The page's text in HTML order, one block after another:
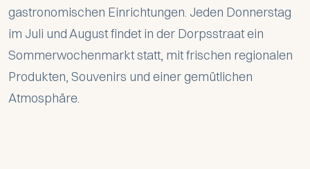
gastronomischen Einrichtungen. Jeden Donnerstag
im Juli und August findet in der Dorpsstraat ein
Sommerwochenmarkt statt, mit frischen regionalen
Produkten, Souvenirs und einer gemütlichen
Atmosphäre.